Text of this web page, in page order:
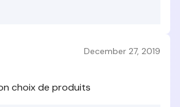
December 27, 2019
choix de produits